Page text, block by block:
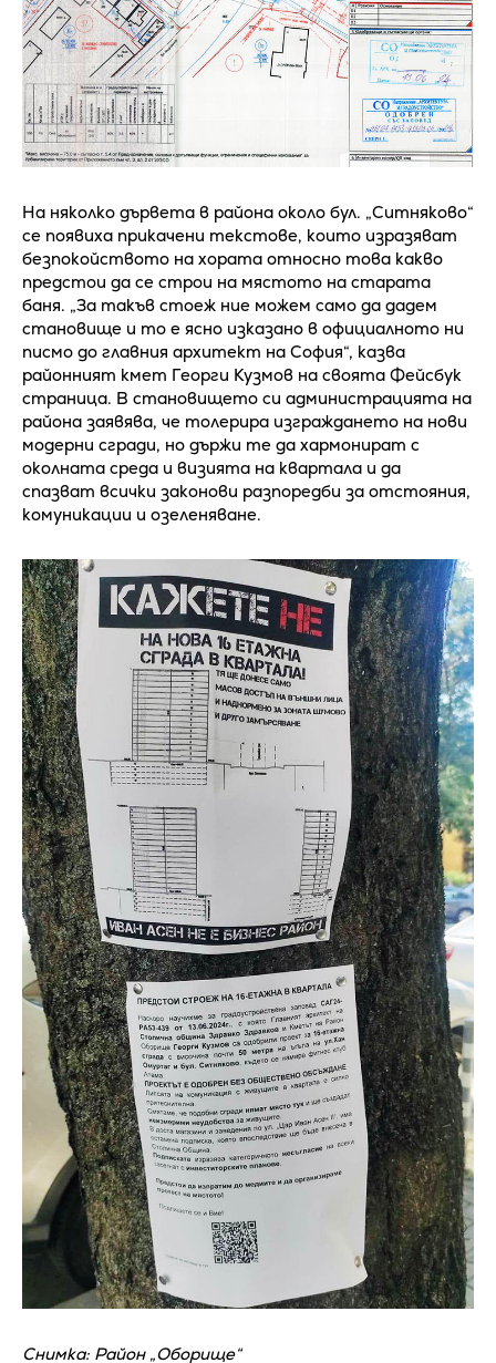
На няколко дървета в района около бул. „Ситняково“
се появиха прикачени текстове, които изразяват
безпокойството на хората относно това какво
предстои да се строи на мястото на старата
баня. „За такъв стоеж ние можем само да дадем
становище и то е ясно изказано в официалното ни
писмо до главния архитект на София“, казва
районният кмет Георги Кузмов на своята Фейсбук
страница. В становището си администрацията на
района заявява, че толерира изграждането на нови
модерни сгради, но държи те да хармонират с
околната среда и визията на квартала и да
спазват всички законови разпоредби за отстояния,
комуникации и озеленяване.
Снимка: Район „Оборище“